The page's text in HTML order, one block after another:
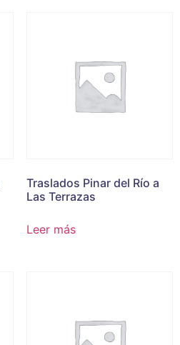
Traslados Pinar del Río a
Las Terrazas
Leer más